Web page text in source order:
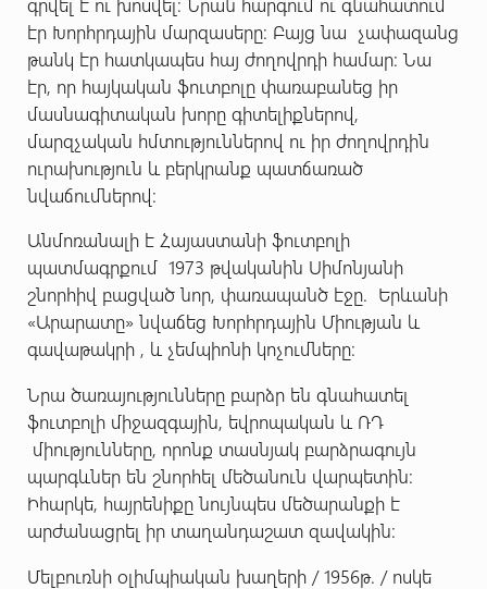
էր Խորհրդային մարզասերը: Բայց նա չափազանց
թանկ էր հատկապես հայ ժողովրդի համար: Նա
էր, որ հայկական ֆուտբոլը փառաբանեց իր
մասնագիտական խորը գիտելիքներով,
մարզչական հմտություններով ու իր ժողովրդին
ուրախություն և բերկրանք պատճառած
նվաճումներով:
Անմոռանալի է Հայաստանի ֆուտբոլի
պատմագրքում 1973 թվականին Սիմոնյանի
շնորհիվ բացված նոր, փառապանծ էջը. Երևանի
«Արարատը» նվաճեց Խորհրդային Միության և
գավաթակրի , և չեմպիոնի կոչումները:
Նրա ծառայությունները բարձր են գնահատել
ֆուտբոլի միջազգային, եվրոպական և ՌԴ
միությունները, որոնք տասնյակ բարձրագույն
պարգևներ են շնորհել մեծանուն վարպետին:
Իհարկե, հայրենիքը նույնպես մեծարանքի է
արժանացրել իր տաղանդաշատ զավակին:
Մելբուռնի օլիմպիական խաղերի / 1956թ. / ոսկե